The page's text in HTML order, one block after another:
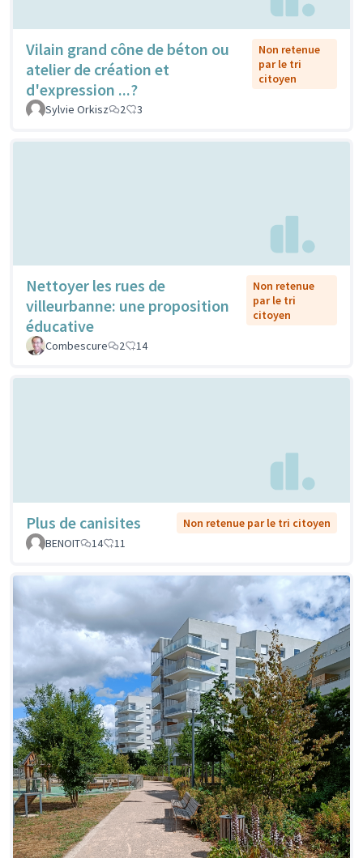
Vilain grand cône de béton ou
atelier de création et
d'expression ...?
Non retenue
par le tri
citoyen
Sylvie Orkisz 2 3
Nettoyer les rues de
villeurbanne: une proposition
éducative
Non retenue
par le tri
citoyen
Combescure 2 14
Plus de canisites
Non retenue par le tri citoyen
BENOIT
14 11